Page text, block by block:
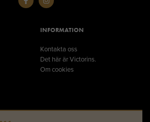
INFORMATION
Kontakta oss
Det här är Victorins.
Om cookies